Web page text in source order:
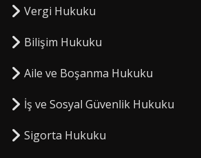
Vergi Hukuku
Bilişim Hukuku
Aile ve Boşanma Hukuku
İş ve Sosyal Güvenlik Hukuku
Sigorta Hukuku